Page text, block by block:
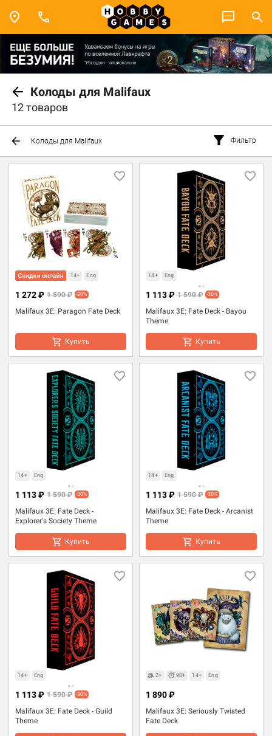
Колоды для Malifaux
12 товаров
Колоды для Malifaux Фильтр
14+ Eng
Malifaux 3E: Paragon Fate Deck
1 272 ₽ 1 590 ₽ -20%
Купить
14+ Eng
Malifaux 3E: Fate Deck - Bayou
Theme
1 113 ₽ 1 590 ₽ -30%
Купить
14+ Eng
Malifaux 3E: Fate Deck -
Explorer's Society Theme
1 113 ₽ 1 590 ₽ -30%
Купить
14+ Eng
Malifaux 3E: Fate Deck - Arcanist
Theme
1 113 ₽ 1 590 ₽ -30%
Купить
14+ Eng
Malifaux 3E: Fate Deck - Guild
Theme
1 113 ₽ 1 590 ₽ -30%
2+ 90+ 14+ Eng
Malifaux 3E: Seriously Twisted
Fate Deck
1 890 ₽